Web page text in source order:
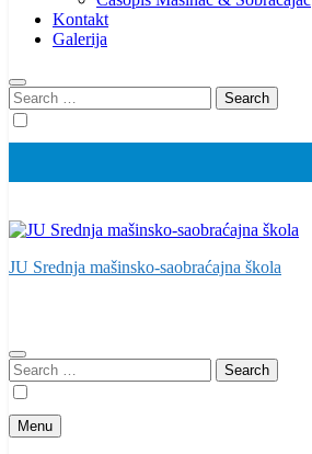
Kontakt
Galerija
Search
for:
JU Srednja mašinsko-saobraćajna škola
Search
for:
Menu